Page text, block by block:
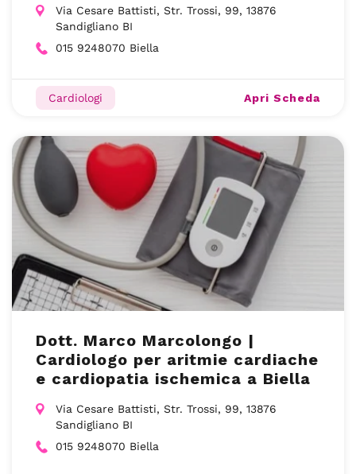
Via Cesare Battisti, Str. Trossi, 99, 13876
Sandigliano BI
015 9248070 Biella
Cardiologi Apri Scheda
Dott. Marco Marcolongo |
Cardiologo per aritmie cardiache
e cardiopatia ischemica a Biella
Via Cesare Battisti, Str. Trossi, 99, 13876
Sandigliano BI
015 9248070 Biella